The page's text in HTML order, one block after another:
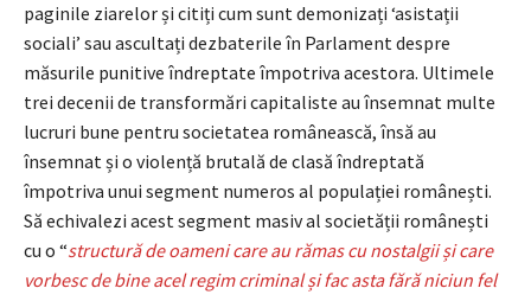
paginile ziarelor și citiți cum sunt demonizați ‘asistații
sociali’ sau ascultați dezbaterile în Parlament despre
măsurile punitive îndreptate împotriva acestora. Ultimele
trei decenii de transformări capitaliste au însemnat multe
lucruri bune pentru societatea românească, însă au
însemnat și o violență brutală de clasă îndreptată
împotriva unui segment numeros al populației românești.
Să echivalezi acest segment masiv al societății românești
cu o “structură de oameni care au rămas cu nostalgii și care
vorbesc de bine acel regim criminal și fac asta fără niciun fel